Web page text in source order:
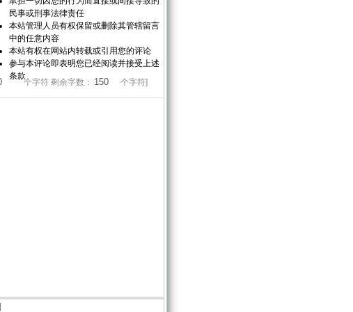
民事或刑事法律责任
本站管理人员有权保留或删除其管辖留言
中的任意内容
本站有权在网站内转载或引用您的评论
参与本评论即表明您已经阅读并接受上述
条款
个字符 剩余字数： 个字符]